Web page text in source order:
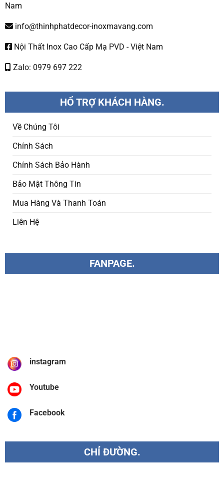
Nam
info@thinhphatdecor-inoxmavang.com
Nội Thất Inox Cao Cấp Mạ PVD - Việt Nam
Zalo: 0979 697 222
HỔ TRỢ KHÁCH HÀNG.
Về Chúng Tôi
Chính Sách
Chính Sách Bảo Hành
Bảo Mật Thông Tin
Mua Hàng Và Thanh Toán
Liên Hệ
FANPAGE.
instagram
Youtube
Facebook
CHỈ ĐƯỜNG.